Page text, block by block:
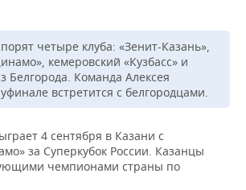
четыре клуба: «Зенит-Казань»,
кемеровский «Кузбасс» и
Белгорода. Команда Алексея
встретится с белгородцами.
4 сентября в Казани с
за Суперкубок России. Казанцы
чемпионами страны по